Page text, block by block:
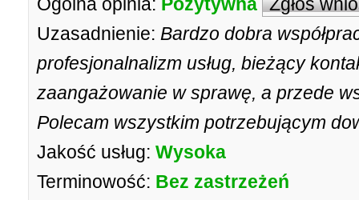
Uzasadnienie: Bardzo dobra
profesjonalnalizm usług, bieżący
zaangażowanie w sprawę, a przede
Polecam wszystkim potrzebującym
Jakość usług: Wysoka
Terminowość: Bez zastrzeżeń